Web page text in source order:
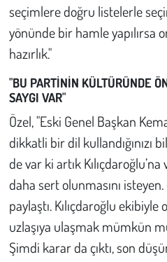
seçimlere doğru listelerle
yönünde bir hamle yapılırsa
hazırlık."
"BU PARTİNİN KÜLTÜRÜNDE
SAYGI VAR"
Özel, "Eski Genel Başkan
dikkatli bir dil kullandığınızı
de var ki artık
daha sert olunmasını
paylaştı. Kılıçdaroğlu
uzlaşıya ulaşmak mümkün
Şimdi karar da çıktı, son